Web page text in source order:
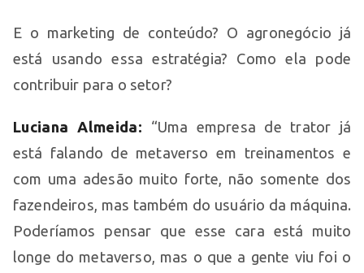
E o marketing de conteúdo? O agronegócio já
está usando essa estratégia? Como ela pode
contribuir para o setor?
Luciana Almeida: “Uma empresa de trator já
está falando de metaverso em treinamentos e
com uma adesão muito forte, não somente dos
fazendeiros, mas também do usuário da máquina.
Poderíamos pensar que esse cara está muito
longe do metaverso, mas o que a gente viu foi o